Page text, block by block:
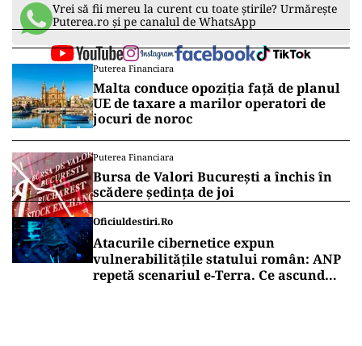
Vrei să fii mereu la curent cu toate știrile? Urmărește
Puterea.ro și pe canalul de WhatsApp
Puterea Financiara
Malta conduce opoziția față de planul
UE de taxare a marilor operatori de
jocuri de noroc
Puterea Financiara
Bursa de Valori București a închis în
scădere ședința de joi
Oficiuldestiri.ro
Atacurile cibernetice expun
vulnerabilitățile statului român: ANP
repetă scenariul e‑Terra. Ce ascund